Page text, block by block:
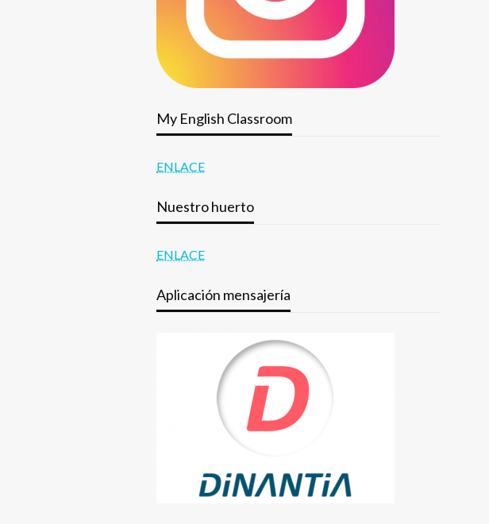
My English Classroom
ENLACE
Nuestro huerto
ENLACE
Aplicación mensajería